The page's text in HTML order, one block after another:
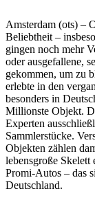
Amsterdam (ots) –
Beliebtheit –
gingen noch mehr
oder ausgefallene,
gekommen, um zu
erlebte in den
besonders in
Millionste Objekt.
Experten
Sammlerstücke.
Objekten zählen
lebensgroße Skelett
Promi-Autos – das
Deutschland.